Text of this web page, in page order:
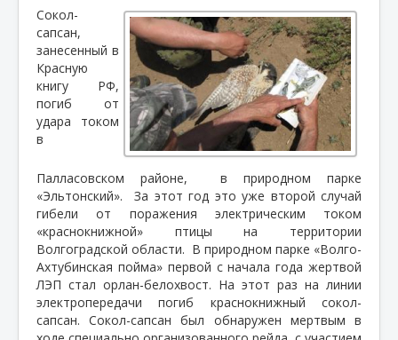
Сокол-
сапсан,
занесенный в
Красную
книгу РФ,
погиб от
удара током
в
Палласовском районе,
в природном парке
«Эльтонский».
За этот год это уже второй случай
гибели от поражения электрическим током
«краснокнижной» птицы на территории
Волгоградской области. В природном парке «Волго-
Ахтубинская пойма» первой с начала года жертвой
ЛЭП стал орлан-белохвост. На этот раз на линии
электропередачи погиб краснокнижный сокол-
сапсан. Сокол-сапсан был обнаружен мертвым в